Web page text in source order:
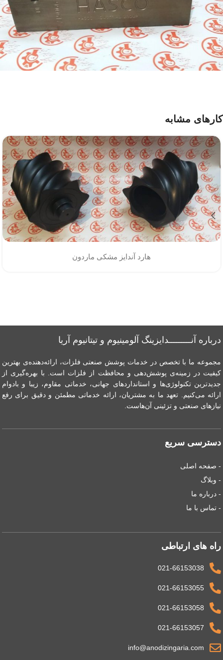
کارهای مشابه
هارد آندایز مشکی ماردون
درباره آنـــــــــدایزینگ آلومینیوم و تیتانیوم آریا
مجموعه ما با تخصص در خدمات پوشش صنعتی فلزات، ارائه‌دهنده‌ی بهترین
کیفیت در زمینه‌ی پوشش‌دهی و محافظت از فلزات است. با بهره‌گیری از
جدیدترین تکنولوژی‌ها و استانداردهای جهانی، خدماتی مقاوم، زیبا و بادوام
ارائه می‌کنیم. تعهد ما به مشتریان، ارائه خدماتی مطمئن و دقیق برای رفع
نیازهای صنعتی و تزئینی آن‌هاست.
دسترسی سریع
- صفحه اصلی
- وبلاگ
- درباره ما
- تماس با ما
راه های ارتباطی
021-66153038
021-66153055
021-66153058
021-66153057
info@anodizingaria.com